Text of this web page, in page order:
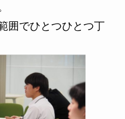
囲でひとつひとつ丁